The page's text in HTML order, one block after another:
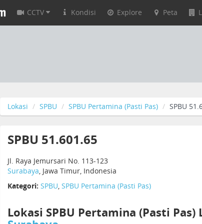
CCTV Kondisi Explore Peta
Lokasi SPBU SPBU Pertamina (Pasti Pas) SPBU
SPBU 51.601.65
Jl. Raya Jemursari No. 113-123
Surabaya, Jawa Timur, Indonesia
Kategori: SPBU, SPBU Pertamina (Pasti Pas)
Lokasi SPBU Pertamina (Pasti Pas)